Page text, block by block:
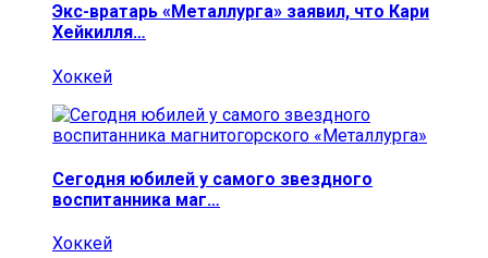
Экс-вратарь «Металлурга» заявил, что Кари
Хейкилля…
Хоккей
Сегодня юбилей у самого звездного
воспитанника маг…
Хоккей